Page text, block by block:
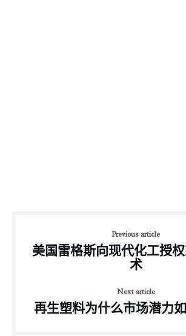
Previous article
美国雷格斯向现代化工授
术
Next article
再生塑料为什么市场潜力如